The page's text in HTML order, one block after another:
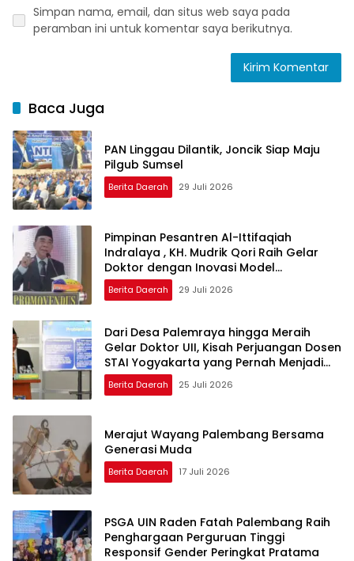
Simpan nama, email, dan situs web saya pada
peramban ini untuk komentar saya berikutnya.
Baca Juga
PAN Linggau Dilantik, Joncik Siap Maju
Pilgub Sumsel
Berita Daerah 29 Juli 2026
Pimpinan Pesantren Al-Ittifaqiah
Indralaya , KH. Mudrik Qori Raih Gelar
Doktor dengan Inovasi Model
Pembelajaran Nagham Al-Qur’an di UMM
Berita Daerah 29 Juli 2026
Dari Desa Palemraya hingga Meraih
Gelar Doktor UII, Kisah Perjuangan Dosen
STAI Yogyakarta yang Pernah Menjadi
Driver Taksi Online
Berita Daerah 25 Juli 2026
Merajut Wayang Palembang Bersama
Generasi Muda
Berita Daerah 17 Juli 2026
PSGA UIN Raden Fatah Palembang Raih
Penghargaan Perguruan Tinggi
Responsif Gender Peringkat Pratama